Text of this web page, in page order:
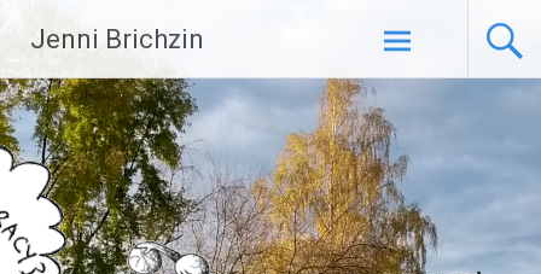
Jenni Brichzin
Zum
Inhalt
springen